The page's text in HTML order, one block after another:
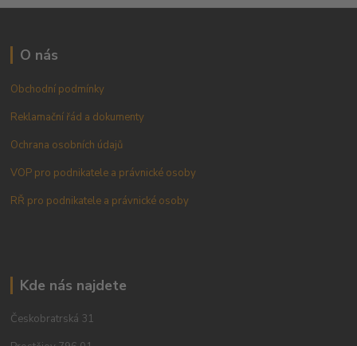
O nás
Obchodní podmínky
Reklamační řád a dokumenty
Ochrana osobních údajů
VOP pro podnikatele a právnické osoby
RŘ pro podnikatele a právnické osoby
Kde nás najdete
Českobratrská 31